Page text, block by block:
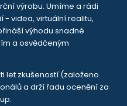
výrobu. Umíme a rádi
- videa, virtuální realitu,
výhodu snadné
a osvědčeným
let zkušeností (založeno
a drží řadu ocenění za